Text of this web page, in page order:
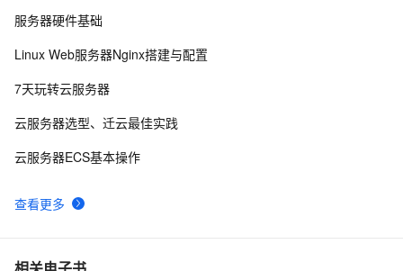
10ECS进阶训练营-DAY 5 打卡 搭建个人Leanote云笔记本
查看更多
服务器硬件基础
Linux Web服务器Nginx搭建与配置
7天玩转云服务器
云服务器选型、迁云最佳实践
云服务器ECS基本操作